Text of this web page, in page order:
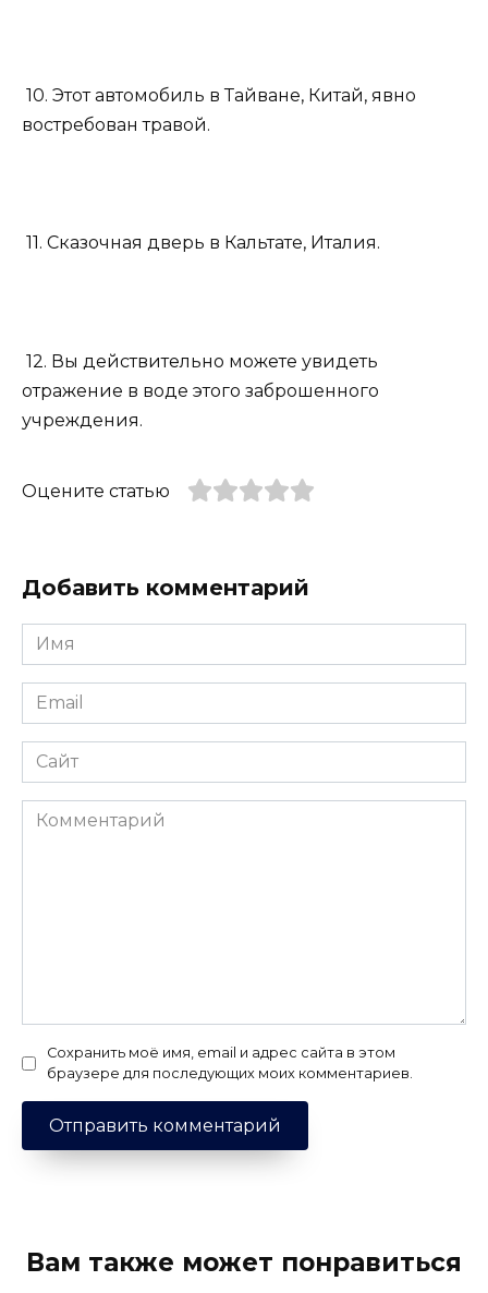
10. Этот автомобиль в Тайване, Китай, явно
востребован травой.
11. Сказочная дверь в Кальтате, Италия.
12. Вы действительно можете увидеть
отражение в воде этого заброшенного
учреждения.
Оцените статью
Добавить комментарий
Имя
*
Email
*
Сайт
Комментарий
Сохранить моё имя, email и адрес сайта в этом
браузере для последующих моих комментариев.
Вам также может понравиться